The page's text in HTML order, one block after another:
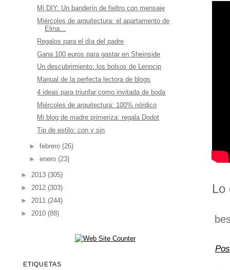
Lo
Mi DIY: Un banderín de fieltro con mensaje
Miércoles de arquitectura: el apartamento de
Elina...
Regalos para el día del padre
Gana 100 euros para gastar en Sheinside
Un descubrimiento: los bolsos de Lenocip
Manual de la perfecta lectora de blogs
4 ideas para triunfar como invitada de boda
Miércoles de arquitectura: 100% nórdico
Mi blog de madre primeriza: regala Dodot
Tip de estilo: con y sin
► febrero (26)
► enero (23)
► 2013 (305)
► 2012 (303)
► 2011 (244)
► 2010 (88)
ETIQUETAS